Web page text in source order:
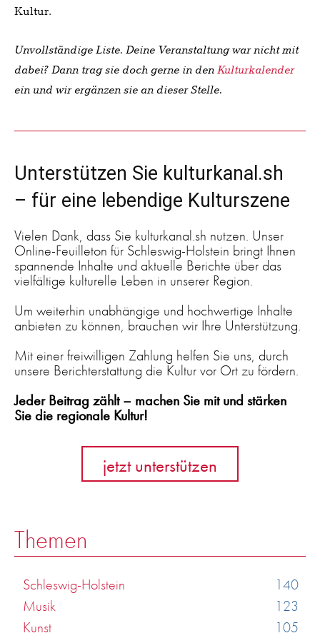
Kultur.
Unvollständige Liste. Deine Veranstaltung war nicht mit
dabei? Dann trag siedoch gerne in denKulturkalender
ein und wir ergänzen sie an dieser Stelle.
Unterstützen Sie kulturkanal.sh
– für eine lebendige Kulturszene
Vielen Dank, dass Sie kulturkanal.sh nutzen. Unser
Online-Feuilleton für Schleswig-Holstein bringt Ihnen
spannende Inhalte und aktuelle Berichte über das
vielfältige kulturelle Leben in unserer Region.
Um weiterhin unabhängige und hochwertige Inhalte
anbieten zu können, brauchen wir Ihre Unterstützung.
Mit einer freiwilligen Zahlung helfen Sie uns, durch
unsere Berichterstattung die Kultur vor Ort zu fördern.
Jeder Beitrag zählt – machen Sie mit und stärken
Sie die regionale Kultur!
jetzt unterstützen
Themen
Schleswig-Holstein
140
Musik
123
Kunst
105